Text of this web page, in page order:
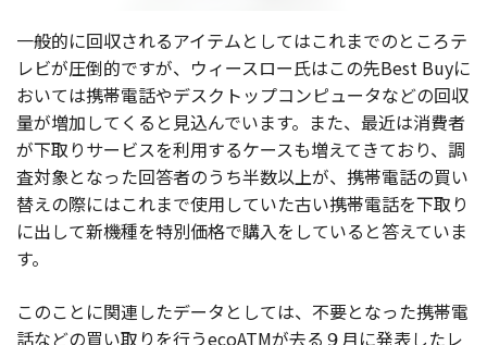
一般的に回収されるアイテムとしてはこれまでのところテ
レビが圧倒的ですが、ウィースロー氏はこの先Best Buyに
おいては携帯電話やデスクトップコンピュータなどの回収
量が増加してくると見込んでいます。また、最近は消費者
が下取りサービスを利用するケースも増えてきており、調
査対象となった回答者のうち半数以上が、携帯電話の買い
替えの際にはこれまで使用していた古い携帯電話を下取り
に出して新機種を特別価格で購入をしていると答えていま
す。
このことに関連したデータとしては、不要となった携帯電
話などの買い取りを行うecoATMが去る９月に発表したレ